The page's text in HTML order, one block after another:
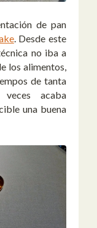
de pan
. Desde este
no iba a
los alimentos,
de tanta
acaba
una buena